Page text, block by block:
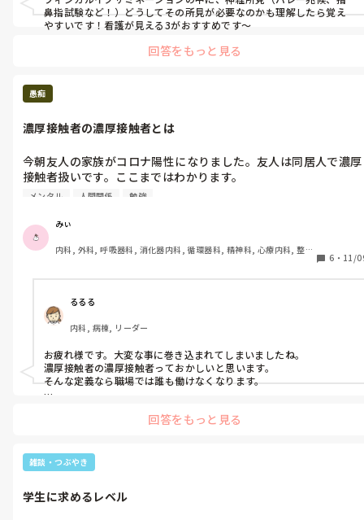
・拘縮、片麻痺、尖足、褥瘡、下肢深部静脈血栓症の予防方法と
その対応方法、悪化防止の方法など
・シリンジポンプ、輸液ポンプで点滴している際の寝衣交換の方
鼻指試験など！）どうしてその所見が必要なのかも理解したら覚え
やすいです！看護が見える3がおすすめです〜
回答をもっと見る
愚痴
濃厚接触者の濃厚接触者とは
今朝友人の家族がコロナ陽性になりました。友人は同居人で濃厚
接触者扱いです。ここまではわかります。
あと、何も話していません。
でも濃厚接触者の濃厚接触者だからと家に強制的に帰されまし
濃厚接触者の濃厚接触者なんてあるんでしょうか？聞いたことも
ないし調べても出てきません。
10分ほど話したのは事実だけど15分以上も話していないしマス
していたと言っても、「マスクは感染防護ではないしフェイスシ
ールドしていなかったよね。時間は関係ないから」と言われまし
た。マスクは感染防護具に含まれるしフェイスシールドなんて上
なんかもう本当にこの学校やばすぎて嫌になる。
から外出していいとなっていました。伝えたのですが、「国はそ
メンタル 人間関係 勉強
みぃ
内科, 外科, 呼吸器科, 消化器内科, 循環器科, 精神科, 心療内科, 整形
科, 消化器外科, 一般病院, 慢性期, 回復期, 終末期, オペ室, 透析
6 ・ 11/
るるる
内科, 病棟, リーダー
お疲れ様です。大変な事に巻き込まれてしまいましたね。
濃厚接触者の濃厚接触者っておかしいと思います。
そんな定義なら職場では誰も働けなくなります。
回答をもっと見る
雑談・つぶやき
学生に求めるレベル